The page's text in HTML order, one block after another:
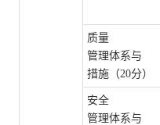
质量
管理体系与
措施（20分）
安全
管理体系与